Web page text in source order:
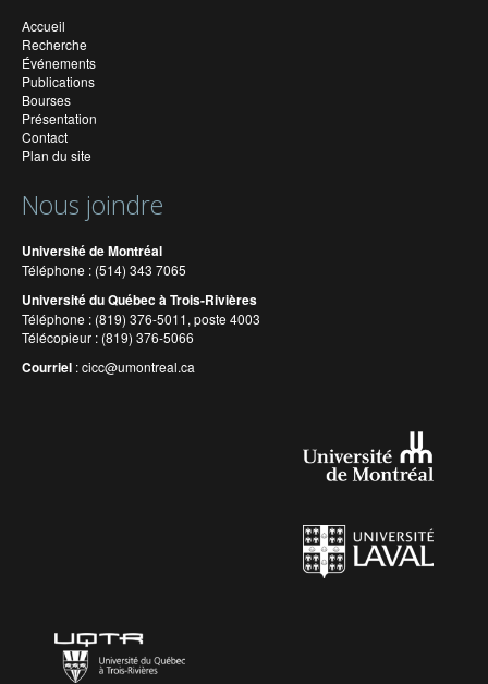
Accueil
Recherche
Événements
Publications
Bourses
Présentation
Contact
Plan du site
Nous joindre
Université de Montréal
Téléphone : (514) 343 7065
Université du Québec à Trois-Rivières
Téléphone : (819) 376-5011, poste 4003
Télécopieur : (819) 376-5066
Courriel :cicc@umontreal.ca